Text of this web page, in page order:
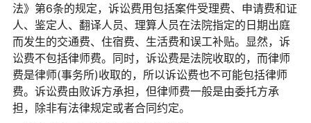
法》第6条的规定，诉讼费用包括案件受理费、申请费和证
人、鉴定人、翻译人员、理算人员在法院指定的日期出庭
而发生的交通费、住宿费、生活费和误工补贴。显然，诉
讼费不包括律师费。同时，诉讼费是法院收取的，而律师
费是律师(事务所)收取的，所以诉讼费也不可能包括律师
费。诉讼费由败诉方承担，但律师费一般是由委托方承
担，除非有法律规定或者合同约定。